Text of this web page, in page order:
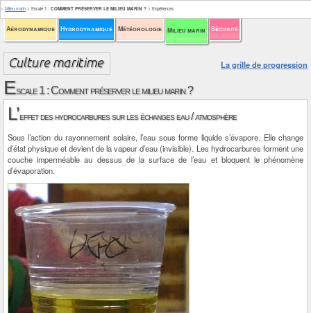
Aérodynamique Hydrodynamique Météorologie Milieu marin Sécurité
> Milieu marin > Escale 1 : COMMENT PRÉSERVER LE MILIEU MARIN ? > Expériences
La grille de progression
Escale 1 : Comment préserver le milieu marin ?
L’effet des hydrocarbures sur les échanges eau / atmosphère
Sous l’action du rayonnement solaire, l’eau sous forme liquide s’évapore. Elle change
d’état physique et devient de la vapeur d’eau (invisible). Les hydrocarbures forment une
couche imperméable au dessus de la surface de l’eau et bloquent le phénomène
d’évaporation.